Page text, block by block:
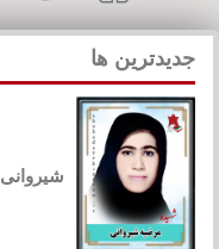
جدیدترین ها